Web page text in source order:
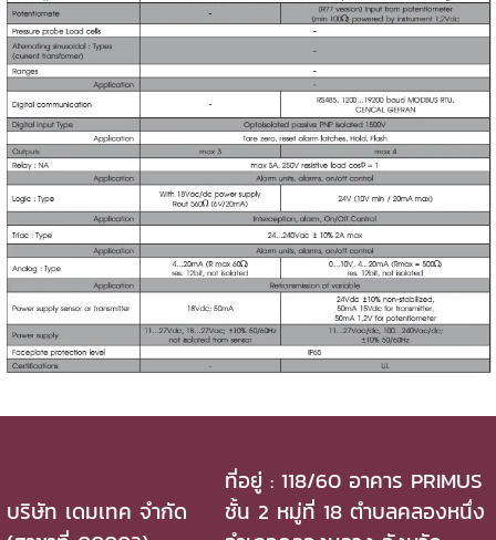
บริษัท เดมเทค จำกัด
ที่อยู่ : 118/60 อาคาร PRIMUS
ชั้น 2 หมู่ที่ 18 ตำบลคลองหนึ่ง